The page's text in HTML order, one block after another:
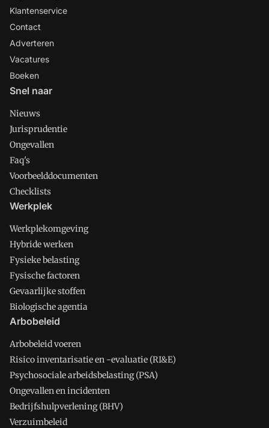
Klantenservice
Contact
Adverteren
Vacatures
Boeken
Snel naar
Nieuws
Jurisprudentie
Ongevallen
Faq's
Voorbeelddocumenten
Checklists
Werkplek
Werkplekomgeving
Hybride werken
Fysieke belasting
Fysische factoren
Gevaarlijke stoffen
Biologische agentia
Arbobeleid
Arbobeleid voeren
Risico inventarisatie en -evaluatie (RI&E)
Psychosociale arbeidsbelasting (PSA)
Ongevallen en incidenten
Bedrijfshulpverlening (BHV)
Verzuimbeleid